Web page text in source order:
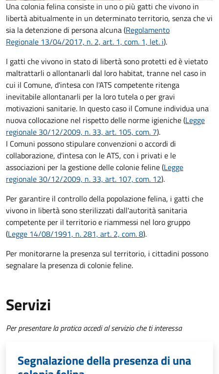
Una colonia felina consiste in uno o più gatti che vivono in
libertà abitualmente in un determinato territorio, senza che vi
sia la detenzione di persona alcuna (Regolamento
Regionale 13/04/2017, n. 2, art. 1, com. 1, let. i).
I gatti che vivono in stato di libertà sono protetti ed è vietato
maltrattarli o allontanarli dal loro habitat, tranne nel caso in
cui il Comune, d'intesa con l'ATS competente ritenga
inevitabile allontanarli per la loro tutela o per gravi
motivazioni sanitarie. In questo caso il Comune individua una
nuova collocazione nel rispetto delle norme igieniche (Legge
regionale 30/12/2009, n. 33, art. 105, com. 7).
I Comuni possono stipulare convenzioni o accordi di
collaborazione, d'intesa con le ATS, con i privati e le
associazioni per la gestione delle colonie feline (Legge
regionale 30/12/2009, n. 33, art. 107, com. 12).
Per garantire il controllo della popolazione felina, i gatti che
vivono in libertà sono sterilizzati dall'autorità sanitaria
competente per il territorio e riammessi nel loro gruppo
(Legge 14/08/1991, n. 281, art. 2, com. 8).
Per monitorarne la presenza sul territorio, i cittadini possono
segnalare la presenza di colonie feline.
Servizi
Per presentare la pratica accedi al servizio che ti interessa
Segnalazione della presenza di una